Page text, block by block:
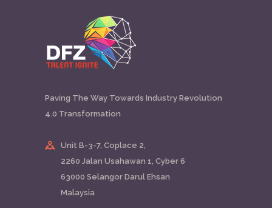
Paving The Way Towards Industry Revolution
4.0 Transformation
Unit B-3-7, Coplace 2,
2260 Jalan Usahawan 1, Cyber 6
63000 Selangor Darul Ehsan
Malaysia